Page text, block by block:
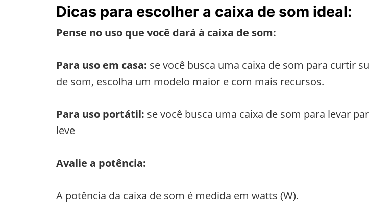
Dicas para escolher a caixa de som ideal:
Pense no uso que você dará à caixa de som:
Para uso em casa: se você busca uma caixa de som para curtir
de som, escolha um modelo maior e com mais recursos.
Para uso portátil: se você busca uma caixa de som para levar
leve
Avalie a potência:
A potência da caixa de som é medida em watts (W).